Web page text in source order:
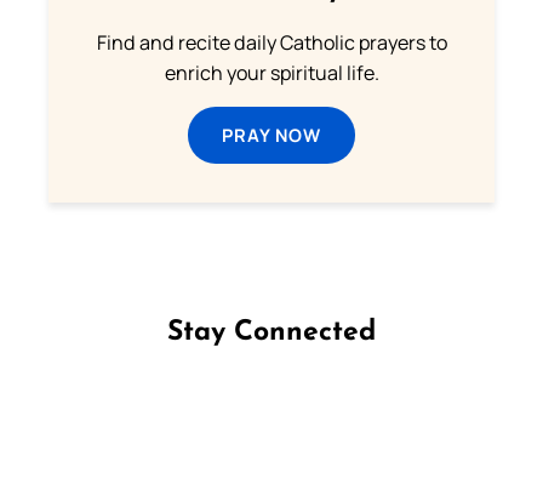
Find and recite daily Catholic prayers to
enrich your spiritual life.
PRAY NOW
Stay Connected